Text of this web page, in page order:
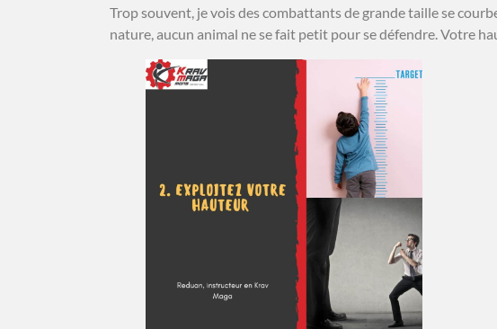
Trop souvent, je vois des combattants de grande taille se
nature, aucun animal ne se fait petit pour se défendre. Votre